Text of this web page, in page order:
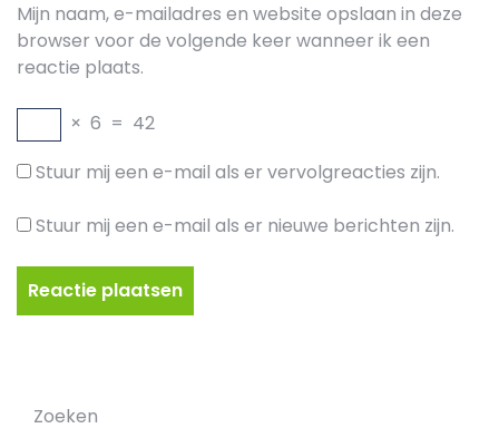
Mijn naam, e-mailadres en website opslaan in deze
browser voor de volgende keer wanneer ik een
reactie plaats.
× 6 = 42
Stuur mij een e-mail als er vervolgreacties zijn.
Stuur mij een e-mail als er nieuwe berichten zijn.
Zoeken